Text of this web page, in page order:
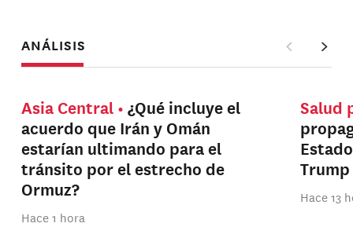
ANÁLISIS
Asia Central
¿Qué incluye el
acuerdo que Irán y Omán
estarían ultimando para el
tránsito por el estrecho de
Ormuz?
Hace 1 hora
Salud
Trump
Hace 13